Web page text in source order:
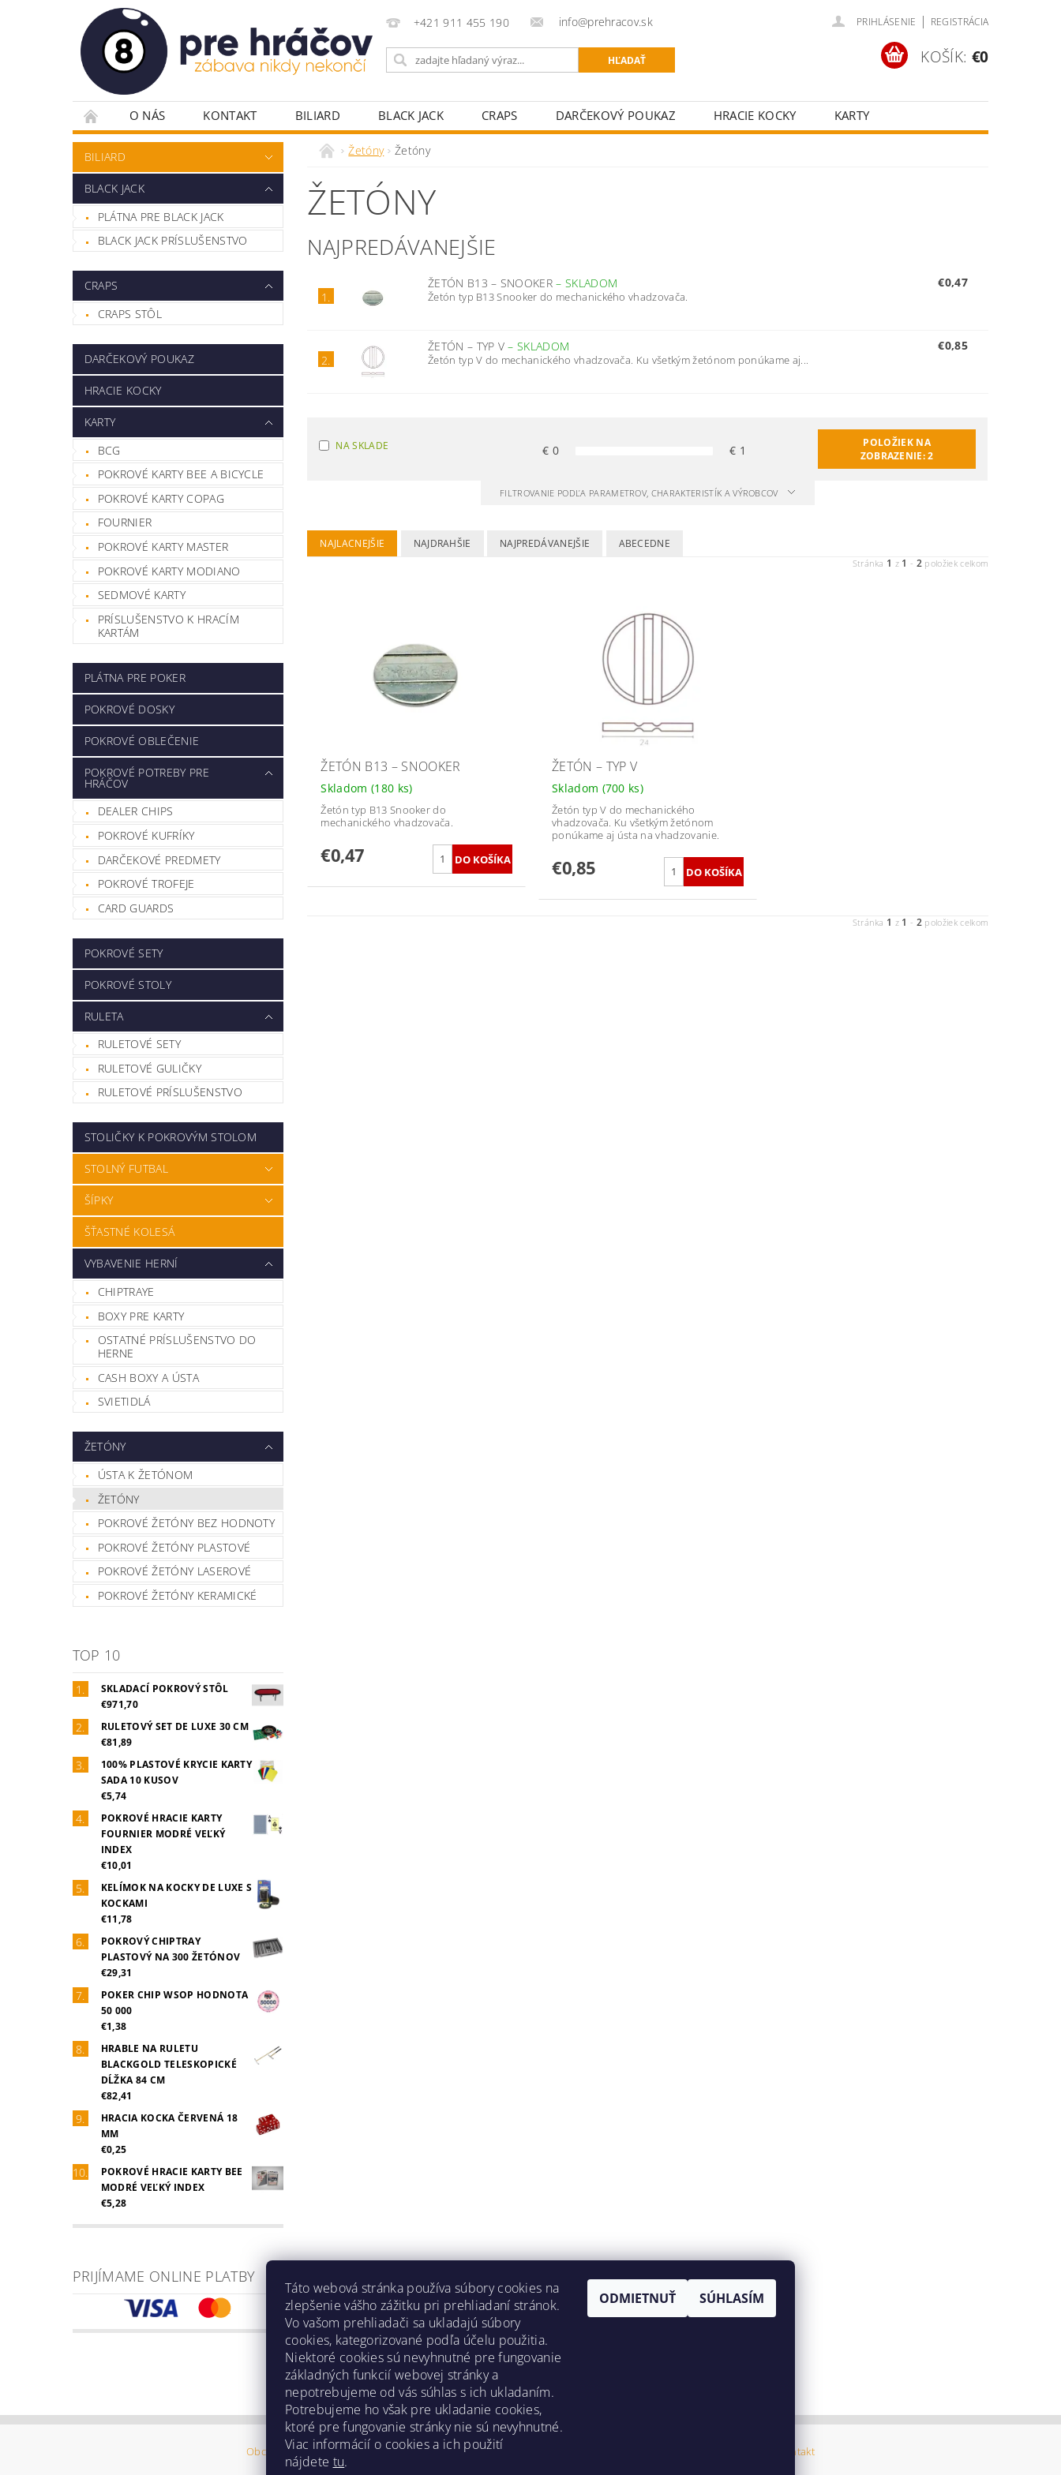
+421 911 455 190 info@prehracov.sk PRIHLÁSENIE | REGISTRÁCIA
KOŠÍK: €0
O NÁS KONTAKT BILIARD BLACK JACK CRAPS DARČEKOVÝ POUKAZ HRACIE KOCKY
KARTY
PLÁTNA PRE POKER
POKROVÉ DOSKY POKROVÉ OBLEČENIE
POKROVÉ STOLY
RULETA
VYBAVENIE HERNÍ
ŽETÓNY
BILIARD
BLACK JACK
PLÁTNA PRE BLACK JACK
BLACK JACK PRÍSLUŠENSTVO
CRAPS
CRAPS STÔL
DARČEKOVÝ POUKAZ
HRACIE KOCKY
KARTY
BCG
POKROVÉ KARTY BEE A BICYCLE
POKROVÉ KARTY COPAG
FOURNIER
POKROVÉ KARTY MASTER
POKROVÉ KARTY MODIANO
SEDMOVÉ KARTY
PRÍSLUŠENSTVO K HRACÍM
KARTÁM
PLÁTNA PRE POKER
POKROVÉ DOSKY
POKROVÉ OBLEČENIE
POKROVÉ POTREBY PRE
HRÁČOV
DEALER CHIPS
POKROVÉ KUFRÍKY
DARČEKOVÉ PREDMETY
POKROVÉ TROFEJE
CARD GUARDS
POKROVÉ SETY
POKROVÉ STOLY
RULETA
RULETOVÉ SETY
RULETOVÉ GULIČKY
RULETOVÉ PRÍSLUŠENSTVO
STOLIČKY K POKROVÝM STOLOM
STOLNÝ FUTBAL
ŠÍPKY
ŠŤASTNÉ KOLESÁ
VYBAVENIE HERNÍ
CHIPTRAYE
BOXY PRE KARTY
OSTATNÉ PRÍSLUŠENSTVO DO
HERNE
CASH BOXY A ÚSTA
SVIETIDLÁ
ŽETÓNY
ÚSTA K ŽETÓNOM
ŽETÓNY
POKROVÉ ŽETÓNY BEZ HODNOTY
POKROVÉ ŽETÓNY PLASTOVÉ
POKROVÉ ŽETÓNY LASEROVÉ
POKROVÉ ŽETÓNY KERAMICKÉ
TOP 10
SKLADACÍ POKROVÝ STÔL
€971,70
RULETOVÝ SET DE LUXE 30 CM
€81,89
100% PLASTOVÉ KRYCIE KARTY
SADA 10 KUSOV
€5,74
POKROVÉ HRACIE KARTY
FOURNIER MODRÉ VEĽKÝ
INDEX
€10,01
KELÍMOK NA KOCKY DE LUXE S
KOCKAMI
€11,78
POKROVÝ CHIPTRAY
PLASTOVÝ NA 300 ŽETÓNOV
€29,31
POKER CHIP WSOP HODNOTA
50 000
€1,38
HRABLE NA RULETU
BLACKGOLD TELESKOPICKÉ
DĹŽKA 84 CM
€82,41
HRACIA KOCKA ČERVENÁ 18
MM
€0,25
POKROVÉ HRACIE KARTY BEE
MODRÉ VEĽKÝ INDEX
€5,28
PRIJÍMAME ONLINE PLATBY
Žetóny Žetóny
ŽETÓNY
NAJPREDÁVANEJŠIE
1.
ŽETÓN B13 – SNOOKER– SKLADOM
Žetón typ B13 Snooker do mechanického vhadzovača.
€0,47
2.
ŽETÓN – TYP V–SKLADOM
Žetón typ V do mechanického vhadzovača. Ku všetkým žetónom ponúkame aj...
€0,85
NA SKLADE €0 € 1
POLOŽIEK NA
ZOBRAZENIE:2
FILTROVANIE PODĽA PARAMETROV, CHARAKTERISTÍK A VÝROBCOV
NAJLACNEJŠIE NAJDRAHŠIE NAJPREDÁVANEJŠIE ABECEDNE
Stránka 1 z 1 - 2 položiek celkom
ŽETÓN B13 – SNOOKER
Skladom (180 ks)
Žetón typ B13 Snooker do
mechanického vhadzovača.
€0,47
ŽETÓN – TYP V
Skladom (700 ks)
Žetón typ V do mechanického
vhadzovača. Ku všetkým žetónom
ponúkame aj ústa na vhadzovanie.
€0,85
Stránka 1 z 1 - 2 položiek celkom
Obchodné podmienky | Reklamačný poriadok | Zásady ochrany osobných údajov Kontakt
Táto webová stránka používa súbory cookies na
zlepšenie vášho zážitku pri prehliadaní stránok.
Vo vašom prehliadači sa ukladajú súbory
cookies, kategorizované podľa účelu použitia.
Niektoré cookies sú nevyhnutné pre fungovanie
základných funkcií webovej stránky a
nepotrebujeme od vás súhlas s ich ukladaním.
Potrebujeme ho však pre ukladanie cookies,
ktoré pre fungovanie stránky nie sú nevyhnutné.
Viac informácií o cookies a ich použití
nájdete tu.
ODMIETNUŤ SÚHLASÍM